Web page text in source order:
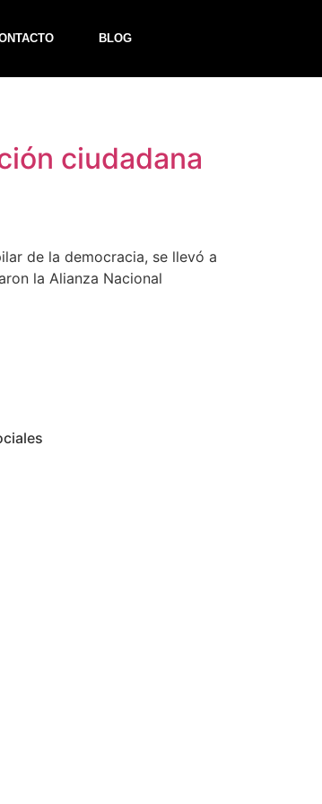
BLOG
ciudadana
de la democracia, se llevó a
la Alianza Nacional